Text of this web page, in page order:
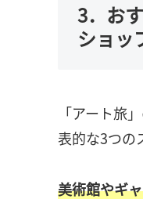
3．お
ショッ
「アート旅
表的な3つの
美術館やギ